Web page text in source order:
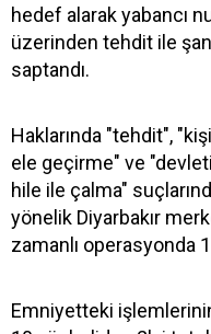
hedef alarak yabancı
üzerinden tehdit ile
saptandı.
Haklarında "tehdit",
ele geçirme" ve
hile ile çalma"
yönelik Diyarbakır
zamanlı operasyonda
Emniyetteki